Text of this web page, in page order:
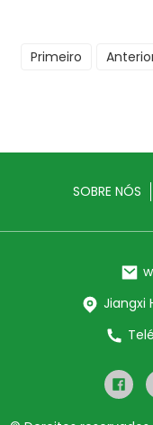
Primeiro
SOBRE NÓS
Jiangxi